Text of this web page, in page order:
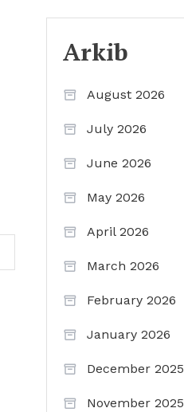
Arkib
August 2026
July 2026
June 2026
May 2026
April 2026
March 2026
February 2026
January 2026
December 2025
November 2025